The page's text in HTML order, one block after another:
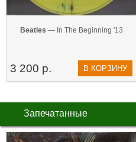
Beatles — In The Beginning '13
3 200 р. В КОРЗИНУ
Запечатанные